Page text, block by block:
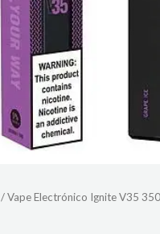
/ Vape Electrónico Ignite V35